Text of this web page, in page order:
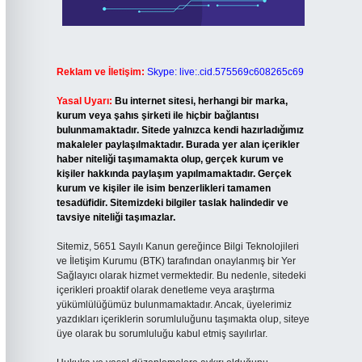
Reklam ve İletişim: Skype: live:.cid.575569c608265c69
Yasal Uyarı: Bu internet sitesi, herhangi bir marka,
kurum veya şahıs şirketi ile hiçbir bağlantısı
bulunmamaktadır. Sitede yalnızca kendi hazırladığımız
makaleler paylaşılmaktadır. Burada yer alan içerikler
haber niteliği taşımamakta olup, gerçek kurum ve
kişiler hakkında paylaşım yapılmamaktadır. Gerçek
kurum ve kişiler ile isim benzerlikleri tamamen
tesadüfidir. Sitemizdeki bilgiler taslak halindedir ve
tavsiye niteliği taşımazlar.
Sitemiz, 5651 Sayılı Kanun gereğince Bilgi Teknolojileri
ve İletişim Kurumu (BTK) tarafından onaylanmış bir Yer
Sağlayıcı olarak hizmet vermektedir. Bu nedenle, sitedeki
içerikleri proaktif olarak denetleme veya araştırma
yükümlülüğümüz bulunmamaktadır. Ancak, üyelerimiz
yazdıkları içeriklerin sorumluluğunu taşımakta olup, siteye
üye olarak bu sorumluluğu kabul etmiş sayılırlar.